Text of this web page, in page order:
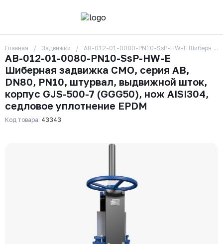
О компании
Контакты
Бренды
Отзывы
Сотрудники
Вакансии
Доставка
Оплата
zakaz325@ks-rus.com
Email для связи
Одинцово, Внуковская 9, пав. 31
Главная Задвижки AB-012-01-0080-PN10-SsP-HW-E Шиберная
AB-012-01-0080-PN10-SsP-HW-E
Шиберная задвижка CMO, серия АВ,
DN80, РN10, штурвал, выдвижной шток,
корпус GJS-500-7 (GGG50), нож AISI304,
седловое уплотнение EPDM
Код товара: 43343